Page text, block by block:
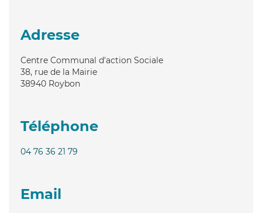
Adresse
Centre Communal d'action Sociale
38, rue de la Mairie
38940 Roybon
Téléphone
04 76 36 21 79
Email